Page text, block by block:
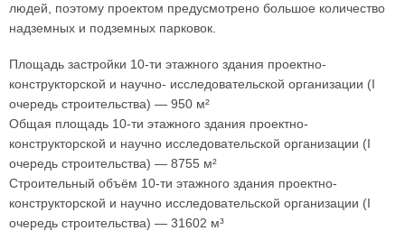
людей, поэтому проектом предусмотрено большое количество
надземных и подземных парковок.
Площадь застройки 10-ти этажного здания проектно-
конструкторской и научно- исследовательской организации (I
очередь строительства) — 950 м²
Общая площадь 10-ти этажного здания проектно-
конструкторской и научно исследовательской организации (I
очередь строительства) — 8755 м²
Строительный объём 10-ти этажного здания проектно-
конструкторской и научно исследовательской организации (I
очередь строительства) — 31602 м³